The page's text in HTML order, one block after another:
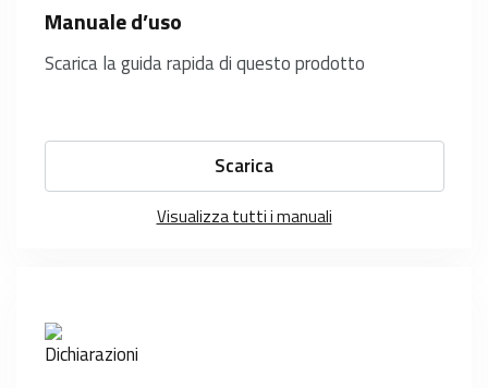
Manuale d’uso
Scarica la guida rapida di questo prodotto
Scarica
Visualizza tutti i manuali